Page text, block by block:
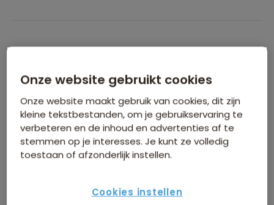
Wanneer kan ik het beste een reis
boeken?
Kan ik ook eerst een optie nemen op een
Onze website gebruikt cookies
Onze website maakt gebruik van cookies, dit zijn
kleine tekstbestanden, om je gebruikservaring te
verbeteren en de inhoud en advertenties af te
stemmen op je interesses. Je kunt ze volledig
toestaan of afzonderlijk instellen.
Cookies instellen